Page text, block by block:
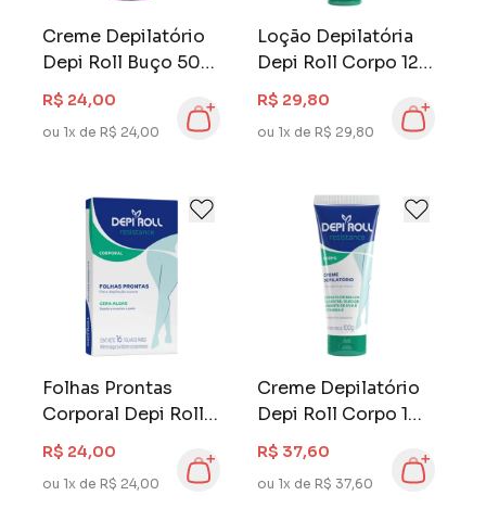
Creme Depilatório
Depi Roll Buço 50
gr Argan Oil
R$ 24,00
ou 1x de R$ 24,00
Loção Depilatória
Depi Roll Corpo 120
ml Resistance
R$ 29,80
ou 1x de R$ 29,80
Folhas Prontas
Corporal Depi Roll
Resistance 16
Folhas
R$ 24,00
ou 1x de R$ 24,00
Creme Depilatório
Depi Roll Corpo 100
gr Resistance
R$ 37,60
ou 1x de R$ 37,60